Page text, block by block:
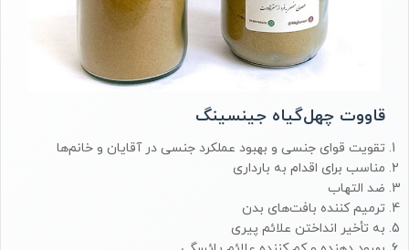
قاووت چهل‌گیاه‌ جینسینگ
تقویت قوای جنسی و بهبود عملکرد جنسی در آقایان و خانم‌ها
مناسب برای اقدام به بارداری
ضد التهاب
ترمیم کننده بافت‌های بدن
به تأخیر انداختن علائم پیری